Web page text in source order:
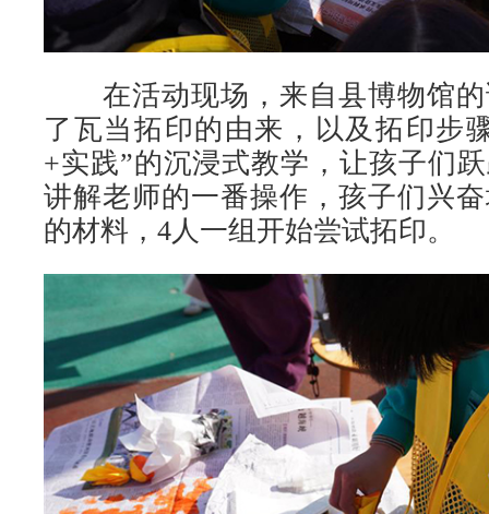
在活动现场，来自县博物馆的
了瓦当拓印的由来，以及拓印步
+实践”的沉浸式教学，让孩子们
讲解老师的一番操作，孩子们兴
的材料，4人一组开始尝试拓印。